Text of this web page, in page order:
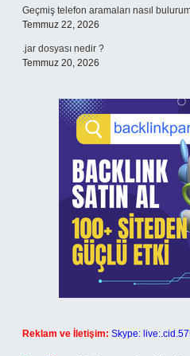
Geçmiş telefon aramaları nasıl
Temmuz 22, 2026
.jar dosyası nedir ?
Temmuz 20, 2026
Reklam ve İletişim: Skype: